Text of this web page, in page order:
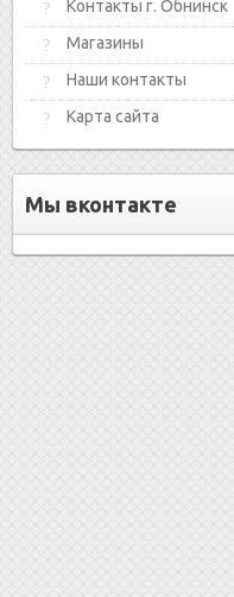
Контакты г. Обнинск
Магазины
Наши контакты
Карта сайта
Мы вконтакте